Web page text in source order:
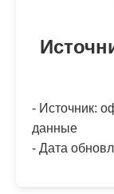
- Источник:
данные
- Дата